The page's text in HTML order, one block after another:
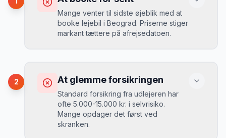
Mange venter til sidste øjeblik med at
booke lejebil i Beograd. Priserne stiger
markant tættere på afrejsedatoen.
Du betaler 30-50% mere, og de bedste
biler er udsolgt.
Løsning
2 At glemme forsikringen
Standard forsikring fra udlejeren har
ofte 5.000-15.000 kr. i selvrisiko.
Mange opdager det først ved
skranken.